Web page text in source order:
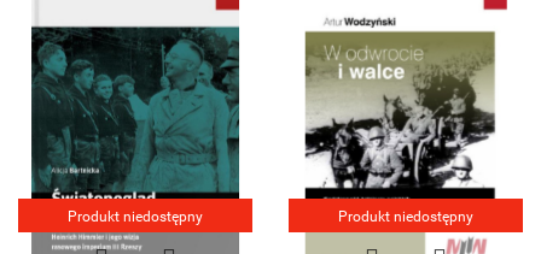
Produkt niedostępny Produkt niedostępny